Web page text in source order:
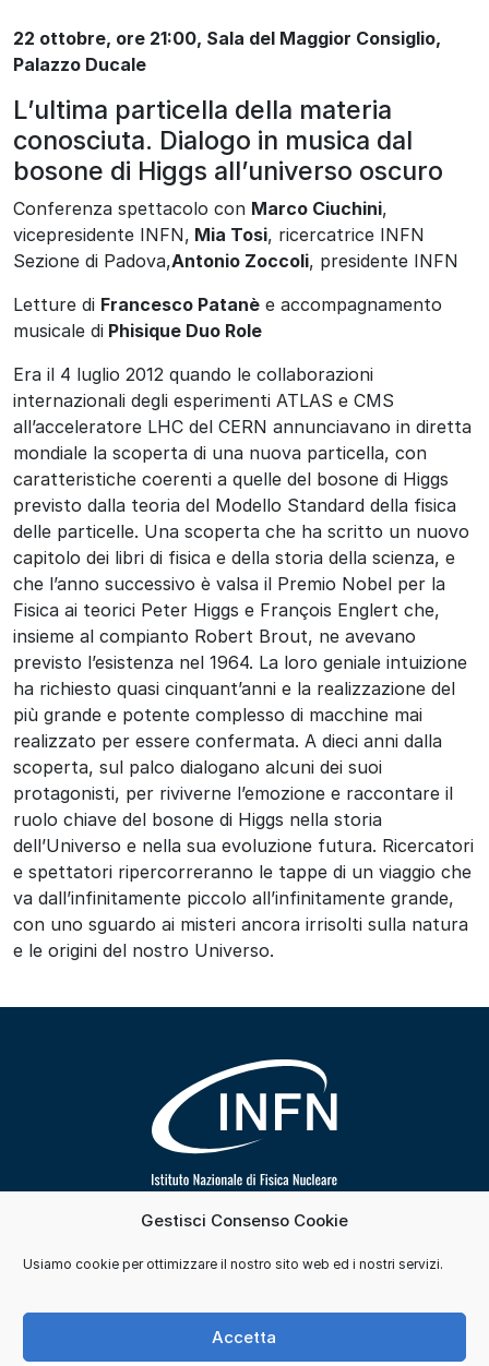
Gestisci Consenso Cookie
Usiamo cookie per ottimizzare il nostro sito web ed i nostri servizi.
Accetta
22 ottobre, ore 21:00, Sala del Maggior Consiglio,
Palazzo Ducale
L’ultima particella della materia
conosciuta. Dialogo in musica dal
bosone di Higgs all’universo oscuro
Conferenza spettacolo con Marco Ciuchini,
vicepresidente INFN, Mia Tosi, ricercatrice INFN
Sezione di Padova,Antonio Zoccoli, presidente INFN
Letture di Francesco Patanè e accompagnamento
musicale di Phisique Duo Role
Era il 4 luglio 2012 quando le collaborazioni
internazionali degli esperimenti ATLAS e CMS
all’acceleratore LHC del CERN annunciavano in diretta
mondiale la scoperta di una nuova particella, con
caratteristiche coerenti a quelle del bosone di Higgs
previsto dalla teoria del Modello Standard della fisica
delle particelle. Una scoperta che ha scritto un nuovo
capitolo dei libri di fisica e della storia della scienza, e
che l’anno successivo è valsa il Premio Nobel per la
Fisica ai teorici Peter Higgs e François Englert che,
insieme al compianto Robert Brout, ne avevano
previsto l’esistenza nel 1964. La loro geniale intuizione
ha richiesto quasi cinquant’anni e la realizzazione del
più grande e potente complesso di macchine mai
realizzato per essere confermata. A dieci anni dalla
scoperta, sul palco dialogano alcuni dei suoi
protagonisti, per riviverne l’emozione e raccontare il
ruolo chiave del bosone di Higgs nella storia
dell’Universo e nella sua evoluzione futura. Ricercatori
e spettatori ripercorreranno le tappe di un viaggio che
va dall’infinitamente piccolo all’infinitamente grande,
con uno sguardo ai misteri ancora irrisolti sulla natura
e le origini del nostro Universo.
Segui INFN su
Contatti Cookie e consensi
Privacy
Credits